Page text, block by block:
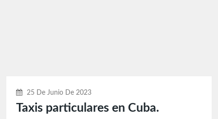
25 De Junio De 2023
Taxis particulares en Cuba.